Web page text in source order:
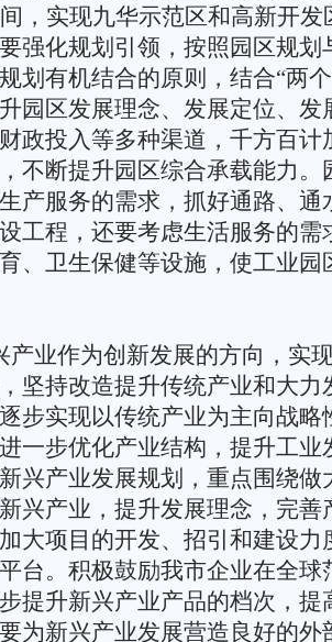
，实现九华示范区和高新开发
强化规划引领，按照园区规划
划有机结合的原则，结合“两
园区发展理念、发展定位、发
政投入等多种渠道，千方百计
不断提升园区综合承载能力。
产服务的需求，抓好通路、通
工程，还要考虑生活服务的需
、卫生保健等设施，使工业园
业作为创新发展的方向，实
坚持改造提升传统产业和大力
步实现以传统产业为主向战略
一步优化产业结构，提升工业
兴产业发展规划，重点围绕做
兴产业，提升发展理念，完善
大项目的开发、招引和建设力
台。积极鼓励我市企业在全球
提升新兴产业产品的档次，提
为新兴产业发展营造良好的外